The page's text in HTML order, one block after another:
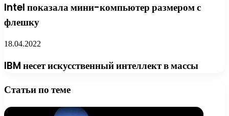
Intel показала мини-компьютер размером с
флешку
18.04.2022
IBM несет искусственный интеллект в массы
Статьи по теме